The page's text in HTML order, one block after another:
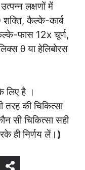
लक्षणों में
कैल्के-कार्ब
फास 12x चूर्ण,
θ या हेलिबोरस
है ।
की चिकित्सा
सी चिकित्सा सही
ही निर्णय लें।)